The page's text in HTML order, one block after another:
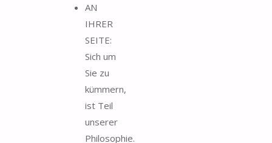
AN
IHRER
SEITE:
Sich um
Sie zu
kümmern,
ist Teil
unserer
Philosophie.